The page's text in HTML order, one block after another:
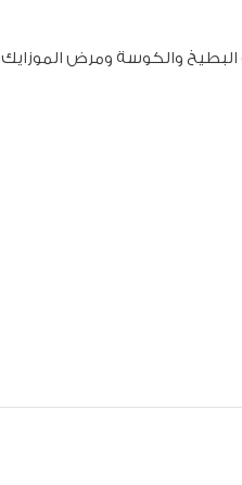
والكوسة ومرض الموزايك